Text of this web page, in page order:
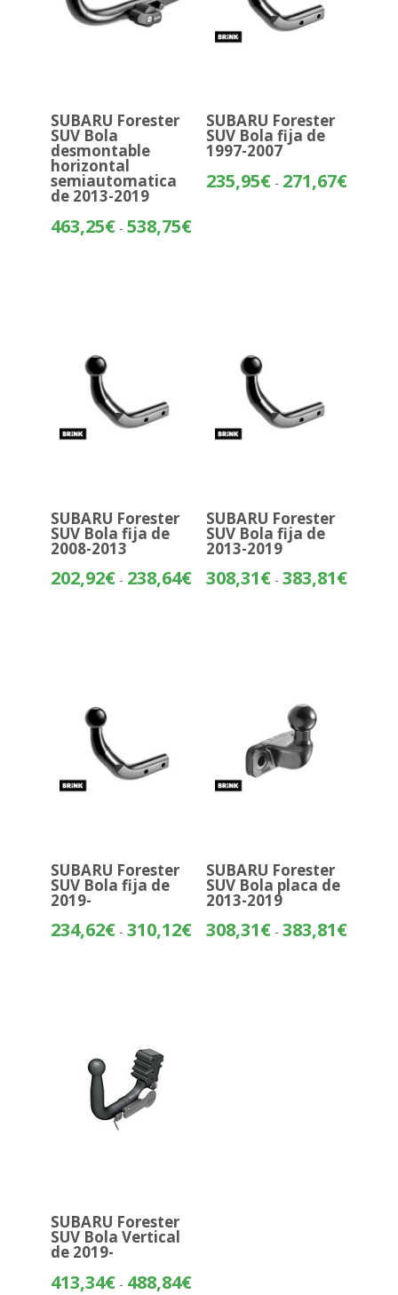
SUBARU Forester
SUV Bola
desmontable
horizontal
semiautomatica
de 2013-2019
463,25€ - 538,75€Rango
SUBARU Forester
SUV Bola fija de
1997-2007
235,95€ - 271,67€Rango
SUBARU Forester
SUV Bola fija de
2008-2013
202,92€ - 238,64€Rango
SUBARU Forester
SUV Bola fija de
2013-2019
308,31€ - 383,81€Rango
SUBARU Forester
SUV Bola fija de
2019-
234,62€ - 310,12€Rango
SUBARU Forester
SUV Bola placa de
2013-2019
308,31€ - 383,81€Rango
SUBARU Forester
SUV Bola Vertical
de 2019-
413,34€ - 488,84€Rango